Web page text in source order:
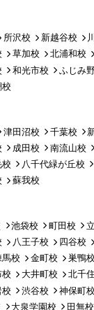
所沢校 新越谷校
草加校 北浦和校
和光市校 ふじみ
校
津田沼校 千葉校
成田校 南流山校
校 八千代緑が丘校
蘇我校
池袋校 町田校
八王子校 四谷校
馬校 金町校 巣鴨校
校 大井町校 北千
校 渋谷校 神保町校
大泉学園校 田無校